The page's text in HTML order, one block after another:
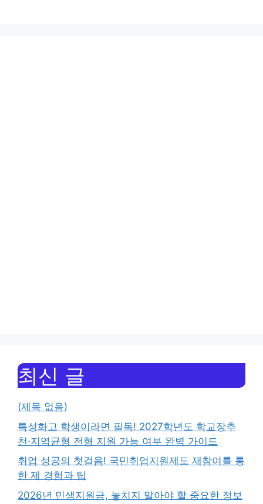
최신 글
(제목 없음)
특성화고 학생이라면 필독! 2027학년도 학교장추
천·지역균형 전형 지원 가능 여부 완벽 가이드
취업 성공의 첫걸음! 국민취업지원제도 재참여를 통
한 제 경험과 팁
2026년 민생지원금, 놓치지 말아야 할 중요한 정보